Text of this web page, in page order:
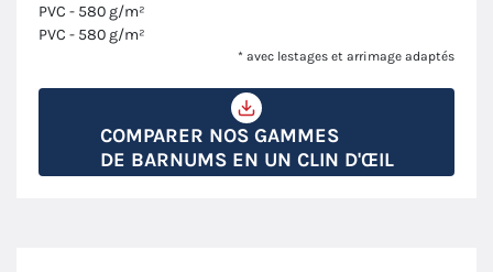
PVC - 580 g/m²
PVC - 580 g/m²
* avec lestages et arrimage adaptés
COMPARER NOS GAMMES
DE BARNUMS EN UN CLIN D'ŒIL